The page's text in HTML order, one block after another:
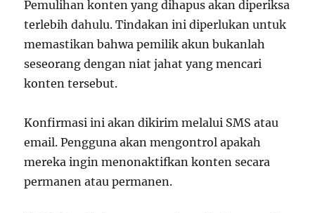
Pemulihan konten yang dihapus akan diperiksa
terlebih dahulu. Tindakan ini diperlukan untuk
memastikan bahwa pemilik akun bukanlah
seseorang dengan niat jahat yang mencari
konten tersebut.
Konfirmasi ini akan dikirim melalui SMS atau
email. Pengguna akan mengontrol apakah
mereka ingin menonaktifkan konten secara
permanen atau permanen.